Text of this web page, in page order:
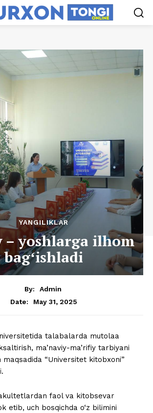
YANGILIKLAR
– yoshlarga ilhom
bagʻishladi
By:
Admin
Date:
May 31, 2025
talabalarda mutolaa
ma’naviy-ma’rifiy tarbiyani
“Universitet kitobxoni”
faol va kitobsevar
etib, uch bosqichda o‘z bilimini